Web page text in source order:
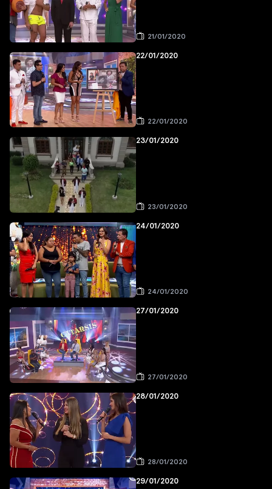
21/01/2020
22/01/2020
22/01/2020
23/01/2020
23/01/2020
24/01/2020
24/01/2020
27/01/2020
27/01/2020
28/01/2020
28/01/2020
29/01/2020